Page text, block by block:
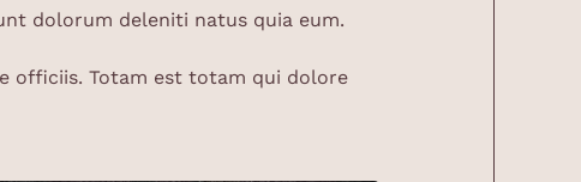
dolorum deleniti natus quia eum.
officiis. Totam est totam qui dolore